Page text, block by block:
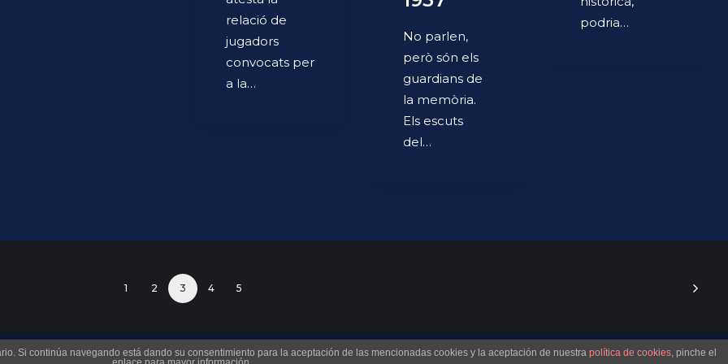
relació de
jugadors
convocats per
a la…
podria…
No parlen,
però són els
guardians de
la memòria.
Els escuts
del…
1 2 3 4 5
Si continúa navegando está dando su consentimiento para la aceptación de las mencionadas cookies y la aceptación de nuestra política de cookies, pinche el